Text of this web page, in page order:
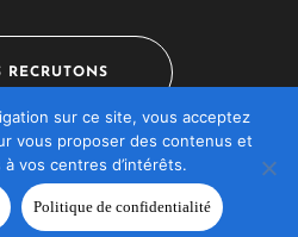
RECRUTONS
de confidentialité –FAQ
sur ce site, vous acceptez
vous proposer des contenus et
vos centres d’intérêts.
Politique de confidentialité